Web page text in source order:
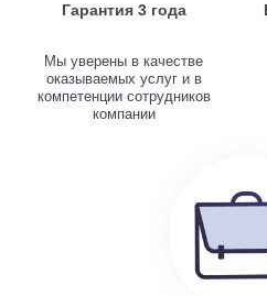
Гарантия 3 года
Мы уверены в качестве
оказываемых услуг и в
компетенции сотрудников
компании